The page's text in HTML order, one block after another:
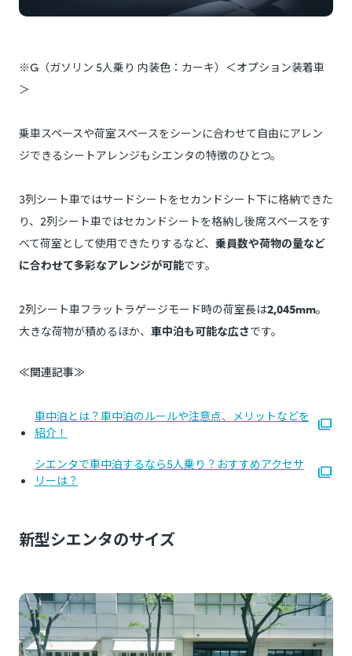
※G（ガソリン 5人乗り 内装色：カーキ）＜オプション装着車
＞
乗車スペースや荷室スペースをシーンに合わせて自由にアレン
ジできるシートアレンジもシエンタの特徴のひとつ。
3列シート車ではサードシートをセカンドシート下に格納できた
り、2列シート車ではセカンドシートを格納し後席スペースをす
べて荷室として使用できたりするなど、 乗員数や荷物の量など
に合わせて多彩なアレンジが可能です。
2列シート車フラットラゲージモード時の荷室長は2,045mm。
大きな荷物が積めるほか、 車中泊も可能な広さです。
≪関連記事≫
車中泊とは？車中泊のルールや注意点、メリットなどを
紹介！
シエンタで車中泊するなら5人乗り？おすすめアクセサ
リーは？
新型シエンタのサイズ